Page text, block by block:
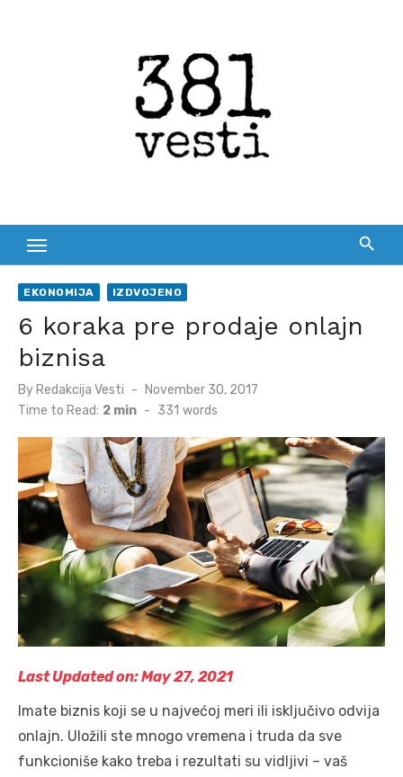
EKONOMIJA IZDVOJENO
6 koraka pre prodaje onlajn
biznisa
By Redakcija Vesti
Posted
November 30, 2017
Time to Read: 2 min - 331 words
Last Updated on: May 27, 2021
Imate biznis koji se u najvećoj meri ili isključivo odvija
onlajn. Uložili ste mnogo vremena i truda da sve
funkcioniše kako treba i rezultati su vidljivi – vaš